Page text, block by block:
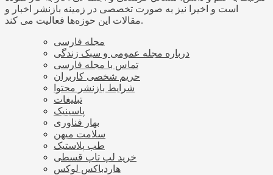
است و اخیرا نیز به صورت تخصصی در زمینه بازنشر اخبار و
مقالات این حوزه‌ها فعالیت می کند.
مجله فارسی
درباره مجله عمومی و سبک زندگی
تماس با مجله فارسی
حریم شخصی کاربران
شرایط بازنشر محتوا
تبلیغات
پاسینیک
بهار فناوری
سلامت میهن
طب پلاستیک
خرید لپ تاپ قسطی
هاردباکس لوکس